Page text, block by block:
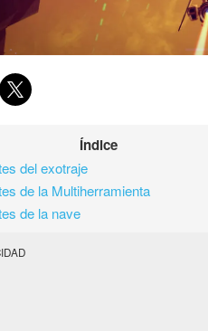
Índice
del exotraje
de la Multiherramienta
de la nave